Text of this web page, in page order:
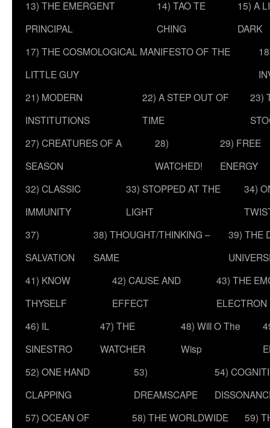
13) THE EMERGENT
PRINCIPAL
14) TAO TE
CHING
15) A
DARK
17) THE COSMOLOGICAL MANIFESTO OF THE
LITTLE GUY
21) MODERN
INSTITUTIONS
22) A STEP OUT OF
TIME
23)
27) CREATURES OF A
SEASON
28)
WATCHED!
29) FREE
ENERGY
32) CLASSIC
IMMUNITY
33) STOPPED AT THE
LIGHT
34)
37)
SALVATION
38) THOUGHT/THINKING –
SAME
39) THE
41) KNOW
THYSELF
42) CAUSE AND
EFFECT
43) THE
ELECTRON
46) IL
SINESTRO
47) THE
WATCHER
48) Will O The
Wisp
52) ONE HAND
CLAPPING
53)
DREAMSCAPE
54)
57) OCEAN OF
58) THE WORLDWIDE
59)